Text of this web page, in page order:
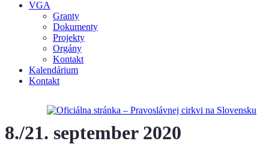
VGA
Granty
Dokumenty
Projekty
Orgány
Kontakt
Kalendárium
Kontakt
8./21. september 2020